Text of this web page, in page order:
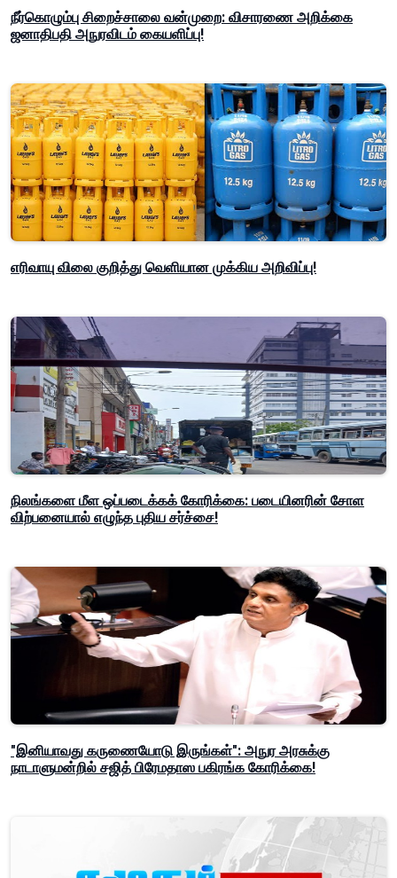
நீர்கொழும்பு சிறைச்சாலை வன்முறை: விசாரணை அறிக்கை
ஜனாதிபதி அநுரவிடம் கையளிப்பு!
எரிவாயு விலை குறித்து வெளியான முக்கிய அறிவிப்பு!
நிலங்களை மீள ஒப்படைக்கக் கோரிக்கை: படையினரின் சோள
விற்பனையால் எழுந்த புதிய சர்ச்சை!
"இனியாவது கருணையோடு இருங்கள்": அநுர அரசுக்கு
நாடாளுமன்றில் சஜித் பிரேமதாஸ பகிரங்க கோரிக்கை!